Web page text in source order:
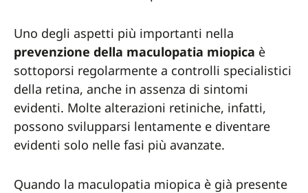
Uno degli aspetti più importanti nella
prevenzione della maculopatia miopica è
sottoporsi regolarmente a controlli specialistici
della retina, anche in assenza di sintomi
evidenti. Molte alterazioni retiniche, infatti,
possono svilupparsi lentamente e diventare
evidenti solo nelle fasi più avanzate.
Quando la maculopatia miopica è già presente